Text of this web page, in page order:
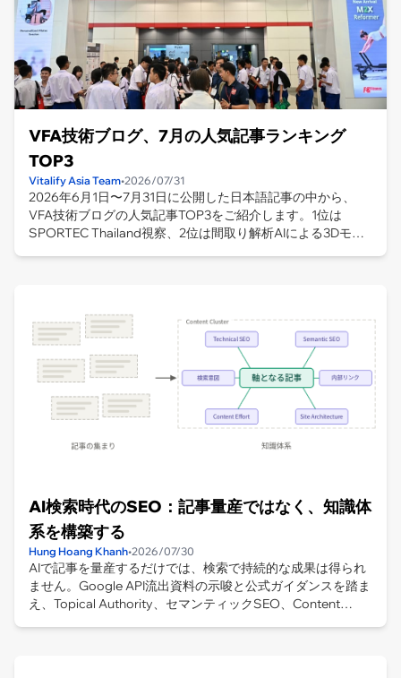
VFA技術ブログ、7月の人気記事ランキング
TOP3
Vitalify Asia Team•2026/07/31
2026年6月1日〜7月31日に公開した日本語記事の中から、
VFA技術ブログの人気記事TOP3をご紹介します。1位は
SPORTEC Thailand視察、2位は間取り解析AIによる3Dモデ
AI検索時代のSEO：記事量産ではなく、知識体
系を構築する
Hung Hoang Khanh•2026/07/30
AIで記事を量産するだけでは、検索で持続的な成果は得られ
ません。Google API流出資料の示唆と公式ガイダンスを踏ま
え、Topical Authority、セマンティックSEO、Content